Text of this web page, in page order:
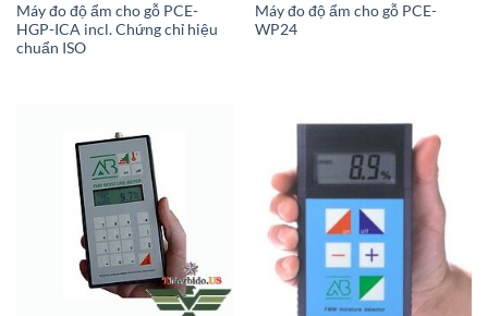
Máy đo độ ẩm cho gỗ PCE-
HGP-ICA incl. Chứng chỉ hiệu
chuẩn ISO
Máy đo độ ẩm cho gỗ PCE-
WP24